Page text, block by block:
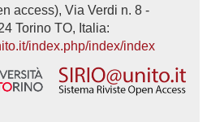
access), Via Verdi n. 8 -
Torino TO, Italia:
index.php/index/index